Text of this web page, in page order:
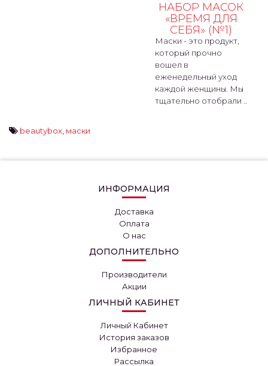
НАБОР МАСОК
«ВРЕМЯ ДЛЯ
СЕБЯ» (№1)
Маски - это продукт,
который прочно
вошел в
еженедельный уход
каждой женщины. Мы
тщательно отобрали ..
beautybox маски
ИНФОРМАЦИЯ
Доставка
Оплата
О нас
ДОПОЛНИТЕЛЬНО
Производители
Акции
ЛИЧНЫЙ КАБИНЕТ
Личный Кабинет
История заказов
Избранное
Рассылка